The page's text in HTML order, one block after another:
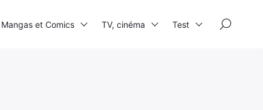
Mangas et Comics TV, cinéma Test